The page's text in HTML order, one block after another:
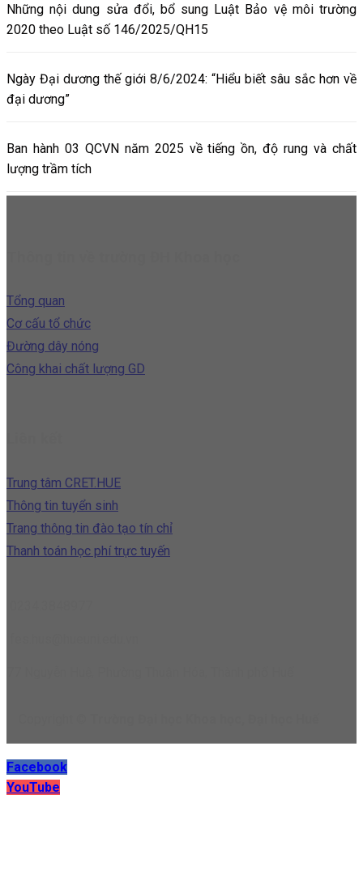
Những nội dung sửa đổi, bổ sung Luật Bảo vệ môi trường
2020 theo Luật số 146/2025/QH15
Ngày Đại dương thế giới 8/6/2024: “Hiểu biết sâu sắc hơn về
đại dương”
Ban hành 03 QCVN năm 2025 về tiếng ồn, độ rung và chất
lượng trầm tích
Tổng quan
Cơ cấu tổ chức
Đường dây nóng
Công khai chất lượng GD
Trung tâm CRET.HUE
Thông tin tuyển sinh
Trang thông tin đào tạo tín chỉ
Thanh toán học phí trực tuyến
Facebook
YouTube